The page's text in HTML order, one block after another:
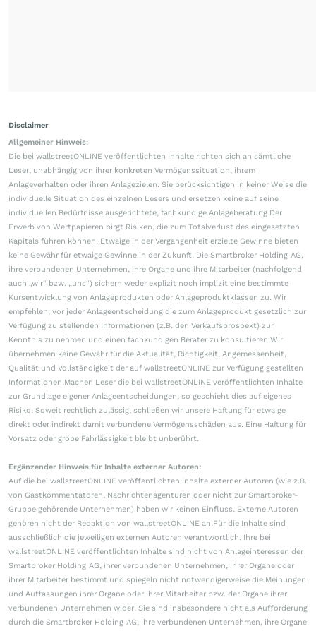
Disclaimer
Allgemeiner Hinweis:
Die bei wallstreetONLINE veröffentlichten Inhalte richten sich an sämtliche
Leser, unabhängig von ihrer konkreten Vermögenssituation, ihrem
Anlageverhalten oder ihren Anlagezielen. Sie berücksichtigen in keiner Weise die
individuelle Situation des einzelnen Lesers und ersetzen keine auf seine
individuellen Bedürfnisse ausgerichtete, fachkundige Anlageberatung.Der
Erwerb von Wertpapieren birgt Risiken, die zum Totalverlust des eingesetzten
Kapitals führen können. Etwaige in der Vergangenheit erzielte Gewinne bieten
keine Gewähr für etwaige Gewinne in der Zukunft. Die Smartbroker Holding AG,
ihre verbundenen Unternehmen, ihre Organe und ihre Mitarbeiter (nachfolgend
auch „wir“ bzw. „uns“) sichern weder explizit noch implizit eine bestimmte
Kursentwicklung von Anlageprodukten oder Anlageproduktklassen zu. Wir
empfehlen, vor jeder Anlageentscheidung die zum Anlageprodukt gesetzlich zur
Verfügung zu stellenden Informationen (z.B. den Verkaufsprospekt) zur
Kenntnis zu nehmen und einen fachkundigen Berater zu konsultieren.Wir
übernehmen keine Gewähr für die Aktualität, Richtigkeit, Angemessenheit,
Qualität und Vollständigkeit der auf wallstreetONLINE zur Verfügung gestellten
Informationen.Machen Leser die bei wallstreetONLINE veröffentlichten Inhalte
zur Grundlage eigener Anlageentscheidungen, so geschieht dies auf eigenes
Risiko. Soweit rechtlich zulässig, schließen wir unsere Haftung für etwaige
direkt oder indirekt damit verbundene Vermögensschäden aus. Eine Haftung für
Vorsatz oder grobe Fahrlässigkeit bleibt unberührt.
Ergänzender Hinweis für Inhalte externer Autoren:
Auf die bei wallstreetONLINE veröffentlichten Inhalte externer Autoren (wie z.B.
von Gastkommentatoren, Nachrichtenagenturen oder nicht zur Smartbroker-
Gruppe gehörende Unternehmen) haben wir keinen Einfluss. Externe Autoren
gehören nicht der Redaktion von wallstreetONLINE an.Für die Inhalte sind
ausschließlich die jeweiligen externen Autoren verantwortlich. Ihre bei
wallstreetONLINE veröffentlichten Inhalte sind nicht von Anlageinteressen der
Smartbroker Holding AG, ihrer verbundenen Unternehmen, ihrer Organe oder
ihrer Mitarbeiter bestimmt und spiegeln nicht notwendigerweise die Meinungen
und Auffassungen ihrer Organe oder ihrer Mitarbeiter bzw. der Organe ihrer
verbundenen Unternehmen wider. Sie sind insbesondere nicht als Aufforderung
durch die Smartbroker Holding AG, ihre verbundenen Unternehmen, ihre Organe